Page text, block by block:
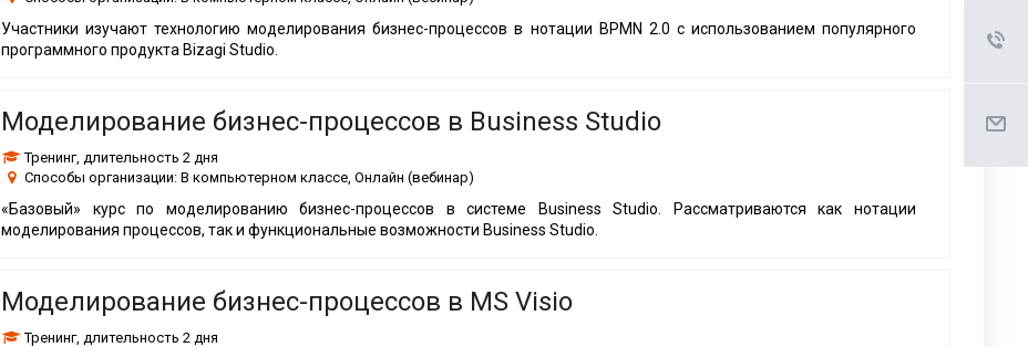
Участники изучают технологию моделирования бизнес-процессов в нотации BPMN 2.0 с использованием популярного
программного продукта Bizagi Studio.
Моделирование бизнес-процессов в Business Studio
Тренинг, длительность 2 дня
Способы организации: В компьютерном классе, Онлайн (вебинар)
«Базовый» курс по моделированию бизнес-процессов в системе Business Studio. Рассматриваются как нотации
моделирования процессов, так и функциональные возможности Business Studio.
Моделирование бизнес-процессов в MS Visio
Тренинг, длительность 2 дня